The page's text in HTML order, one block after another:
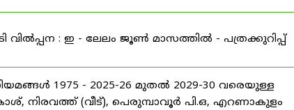
വിൽപ്പന : ഇ - ലേലം ജൂൺ മാസത്തിൽ - പത്രക്കുറിപ്പ്
1975 - 2025-26 മുതൽ 2029-30 വരെയുള്ള
നിരവത്ത് (വീട്), പെരുമ്പാവൂർ പി.ഒ, എറണാകുളം